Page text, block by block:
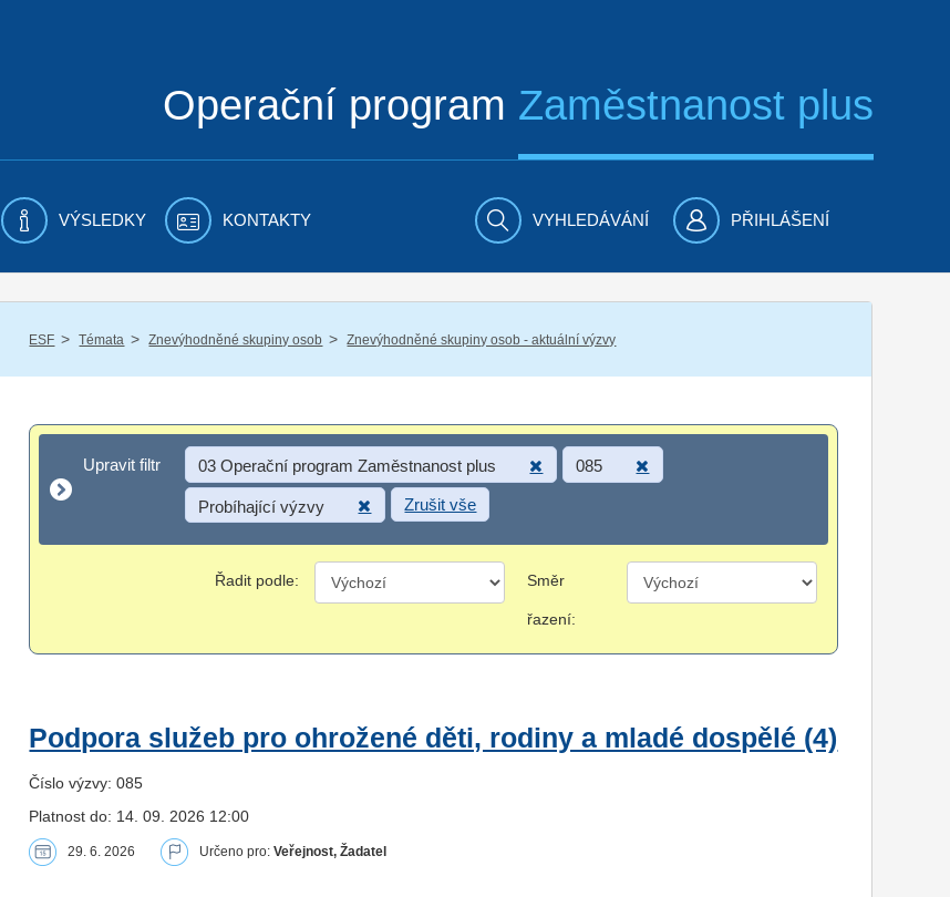
Operační program Zaměstnanost plus
VÝSLEDKY KONTAKTY VYHLEDÁVÁNÍ PŘIHLÁŠENÍ
ESF / Témata / Znevýhodněné skupiny osob / Znevýhodněné skupiny osob - aktuální výzvy
Upravit filtr
Upravit filtr 03 Operační program Zaměstnanost plus 085
Probíhající výzvy Zrušit vše
Řadit podle: Směr
řazení:
Podpora služeb pro ohrožené děti, rodiny a mladé dospělé (4)
Číslo výzvy: 085
Platnost do: 14. 09. 2026 12:00
29. 6. 2026 Určeno pro:Veřejnost, Žadatel